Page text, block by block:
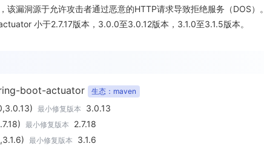
漏洞源于允许攻击者通过恶意的HTTP请求导致拒绝服务（DOS）。
小于2.7.17版本，3.0.0至3.0.12版本，3.1.0至3.1.5版本。
boot-actuator
生态：maven
最小修复版本 3.0.13
最小修复版本 2.7.18
最小修复版本 3.1.6